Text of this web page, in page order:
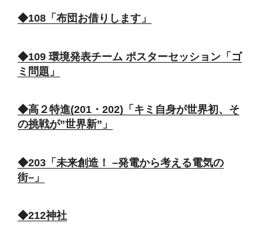
◆108「布団お借りします」
◆109 環境発表チーム ポスターセッション「ゴ
ミ問題」
◆高２特進(201・202)「キミ自身が世界初、そ
の挑戦が”世界新”」
◆203「未来創造！ –発電から考える電気の
街–」
◆212神社